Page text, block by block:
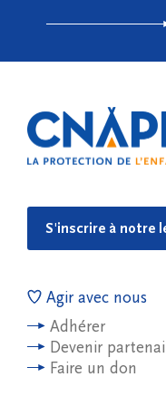
S'inscrire à notre
Agir avec nous
Adhérer
Devenir
Faire un don